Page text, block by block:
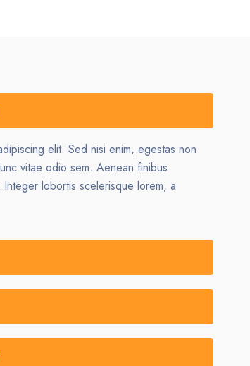
elit. Sed nisi enim, egestas non
vitae odio sem. Aenean finibus
lobortis scelerisque lorem, a